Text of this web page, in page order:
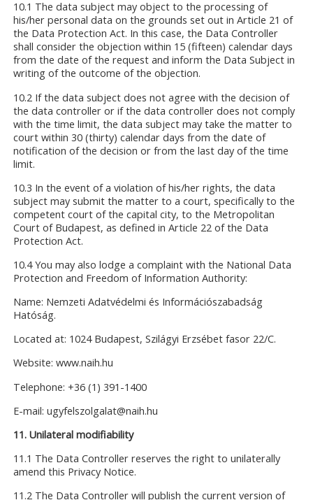
10.1 The data subject may object to the processing of
his/her personal data on the grounds set out in Article 21 of
the Data Protection Act. In this case, the Data Controller
shall consider the objection within 15 (fifteen) calendar days
from the date of the request and inform the Data Subject in
writing of the outcome of the objection.
10.2 If the data subject does not agree with the decision of
the data controller or if the data controller does not comply
with the time limit, the data subject may take the matter to
court within 30 (thirty) calendar days from the date of
notification of the decision or from the last day of the time
limit.
10.3 In the event of a violation of his/her rights, the data
subject may submit the matter to a court, specifically to the
competent court of the capital city, to the Metropolitan
Court of Budapest, as defined in Article 22 of the Data
Protection Act.
10.4 You may also lodge a complaint with the National Data
Protection and Freedom of Information Authority:
Name: Nemzeti Adatvédelmi és Információszabadság
Hatóság.
Located at: 1024 Budapest, Szilágyi Erzsébet fasor 22/C.
Website: www.naih.hu
Telephone: +36 (1) 391-1400
E-mail: ugyfelszolgalat@naih.hu
11. Unilateral modifiability
11.1 The Data Controller reserves the right to unilaterally
amend this Privacy Notice.
11.2 The Data Controller will publish the current version of